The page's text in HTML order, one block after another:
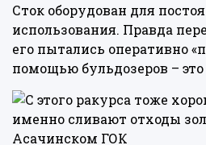
Сток оборудован для
использования. Правда
его пытались оперативно
помощью бульдозеров –